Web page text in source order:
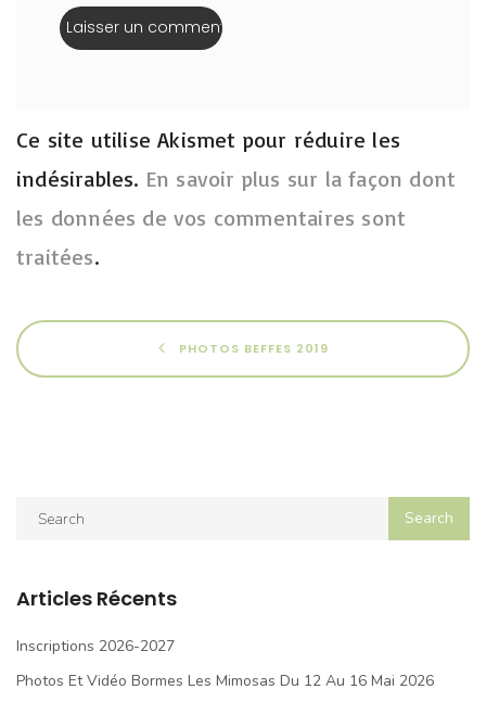
Ce site utilise Akismet pour réduire les
indésirables. En savoir plus sur la façon dont
les données de vos commentaires sont
traitées.
PHOTOS BEFFES 2019
Articles Récents
Inscriptions 2026-2027
Photos Et Vidéo Bormes Les Mimosas Du 12 Au 16 Mai 2026